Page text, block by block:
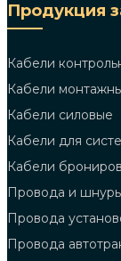
Продукция
Кабели
Кабели
Кабели силовые
Кабели для
Кабели
Провода и
Провода
Провода